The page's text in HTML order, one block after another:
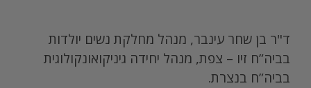
ד"ר בן שחר עינבר, מנהל מחלקת נשים יולדות
בביה”ח זיו – צפת, מנהל יחידה גיניקואונקולוגית
בביה”ח בנצרת.